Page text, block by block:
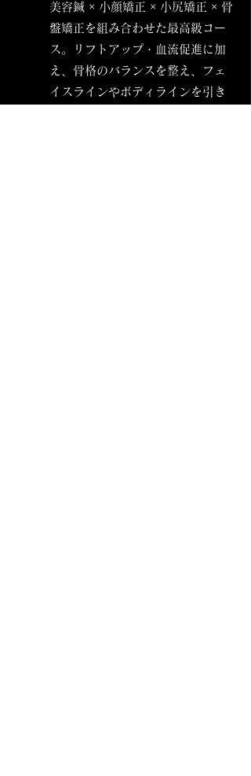
美容鍼 × 小顔矯正 × 小尻矯正 × 骨
盤矯正を組み合わせた最高級コー
ス。リフトアップ・血流促進に加
え、骨格のバランスを整え、フェ
イスラインやボディラインを引き